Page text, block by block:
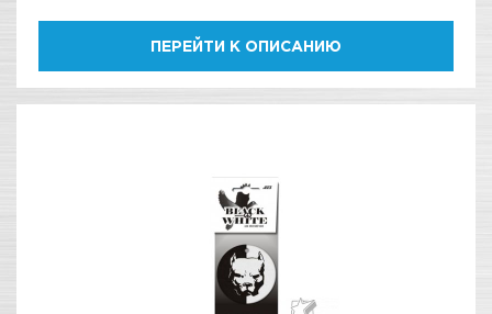
ПЕРЕЙТИ К ОПИСАНИЮ